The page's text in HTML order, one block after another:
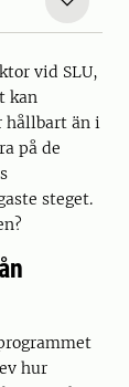
vid SLU,
kan
hållbart än i
på de
steget.
hur